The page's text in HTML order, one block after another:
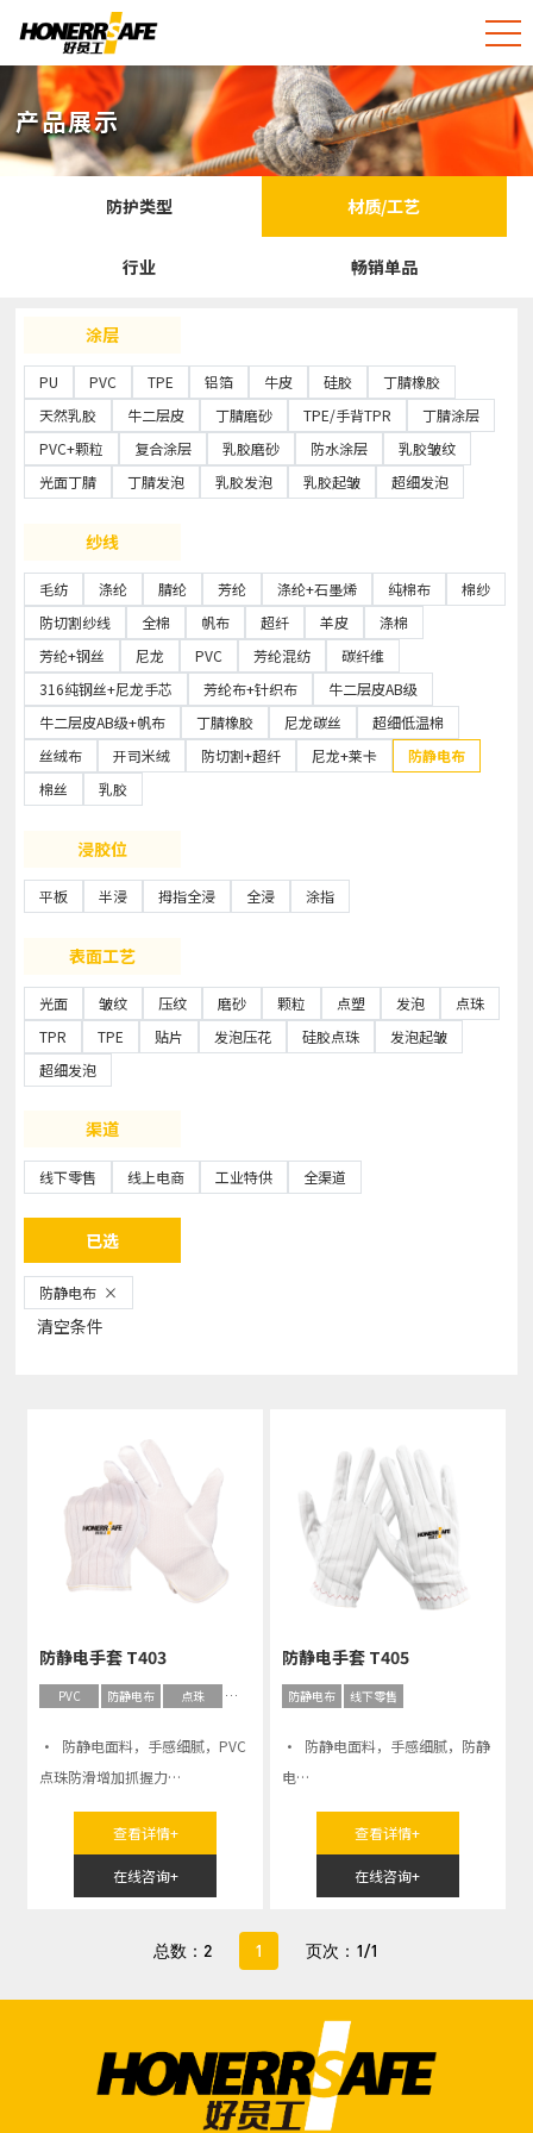
产品展示
防护类型 材质/工艺
行业 畅销单品
涂层
PU PVC TPE 铝箔 牛皮 硅胶
丁腈橡胶
天然乳胶
牛二层皮 丁腈磨砂 TPE/手背TPR
丁腈涂层
PVC+颗粒
复合涂层 乳胶磨砂 防水涂层
乳胶皱纹
光面丁腈
丁腈发泡 乳胶发泡 乳胶起皱 超细发泡
纱线
毛纺 涤纶 腈纶 芳纶 涤纶+石墨烯 纯棉布
棉纱
防切割纱线
全棉 帆布 超纤 羊皮
涤棉
芳纶+钢丝
尼龙 PVC 芳纶混纺
碳纤维
316纯钢丝+尼龙手芯
芳纶布+针织布
牛二层皮AB级
牛二层皮AB级+帆布
丁腈橡胶 尼龙碳丝
超细低温棉
丝绒布
开司米绒 防切割+超纤 尼龙+莱卡
防静电布
棉丝
乳胶
浸胶位
平板 半浸 拇指全浸 全浸 涂指
表面工艺
光面 皱纹 压纹 磨砂 颗粒 点塑 发泡
点珠
TPR
TPE 贴片 发泡压花 硅胶点珠
发泡起皱
超细发泡
渠道
线下零售 线上电商 工业特供 全渠道
已选
防静电布 ×
清空条件
防静电手套 T403
PVC 防静电布 点珠 线下零售
· 防静电面料，手感细腻，PVC
点珠防滑增加抓握力
· 轻薄舒适吸汗，耐磨性能
查看详情+
在线咨询+
防静电手套 T405
防静电布 线下零售
· 防静电面料，手感细腻，防静
电
· 轻薄舒适，操作灵活
查看详情+
在线咨询+
总数：2 1 页次：1/1